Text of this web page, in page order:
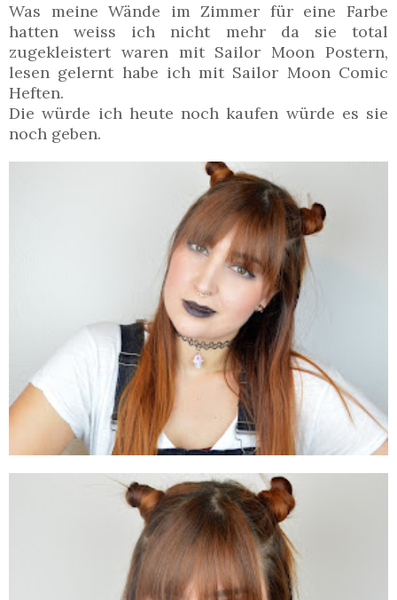
Was meine Wände im Zimmer für eine Farbe
hatten weiss ich nicht mehr da sie total
zugekleistert waren mit Sailor Moon Postern,
lesen gelernt habe ich mit Sailor Moon Comic
Heften.
Die würde ich heute noch kaufen würde es sie
noch geben.